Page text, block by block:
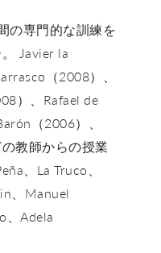
の専門的な訓練を
Javier la
（2008）、
）、Rafael de
（2006）、
教師からの授業
、La Truco、
、Manuel
、Adela